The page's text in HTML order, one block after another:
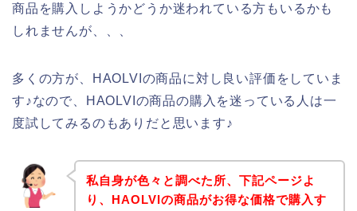
商品を購入しようかどうか迷われている方もいるかも
しれませんが、、、
多くの方が、HAOLVIの商品に対し良い評価をしていま
す♪なので、HAOLVIの商品の購入を迷っている人は一
度試してみるのもありだと思います♪
私自身が色々と調べた所、下記ページよ
り、HAOLVIの商品がお得な価格で購入す